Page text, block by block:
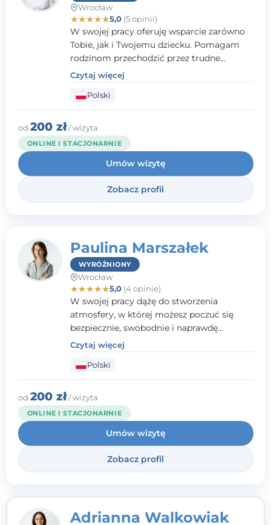
Wrocław
★★★★★5,0(5 opinii)
W swojej pracy oferuję wsparcie zarówno
Tobie, jak i Twojemu dziecku. Pomagam
rodzinom przechodzić przez trudne
momenty, opierając współpracę na
wzajemnym zaufaniu i otwartej
komunikacji. Posiadam doświadczenie w
pracy z dziećmi i młodzieżą mierzącymi się
z różnorodnymi trudnościami
emocjonalnymi oraz rozwojowymi.
Czytaj więcej
Polski
od 200 zł/ wizyta
ONLINE I STACJONARNIE
Umów wizytę
Zobacz profil
Paulina Marszałek
WYRÓŻNIONY
Wrocław
★★★★★5,0(4 opinie)
W swojej pracy dążę do stworzenia
atmosfery, w której możesz poczuć się
bezpiecznie, swobodnie i naprawdę
wysłuchany(-a). Zależy mi na
towarzyszeniu Ci w drodze do większego
dobrostanu, lepszego poznania siebie oraz
budowania wartościowych i
satysfakcjonujących relacji - zarówno z
innymi, jak i z samym sobą. Możliwość
bycia częścią tego procesu traktuję jako
duże wyróżnienie.
Czytaj więcej
Polski
od 200 zł/ wizyta
ONLINE I STACJONARNIE
Umów wizytę
Zobacz profil
Adrianna Walkowiak